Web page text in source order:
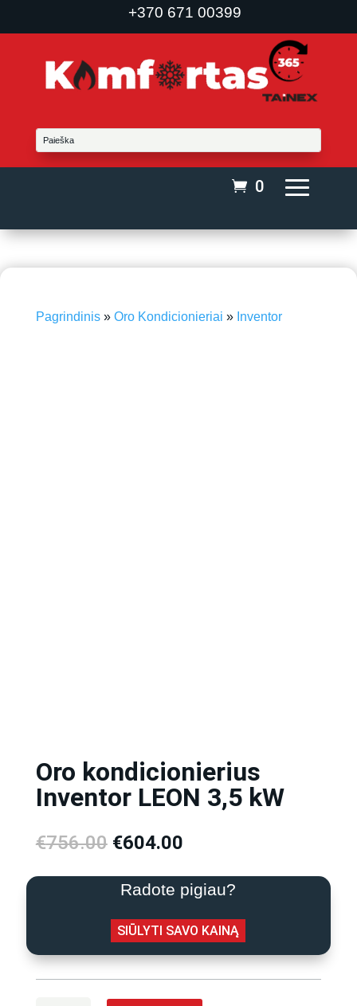
+370 671 00399
0
Pagrindinis» Oro Kondicionieriai » Inventor
Oro kondicionierius
Inventor LEON 3,5 kW
€756.00 Original
was:
€756.00.
€604.00Current
is:
€604.00.
Radote pigiau?
SIŪLYTI SAVO KAINĄ